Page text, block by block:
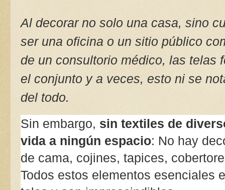
Al decorar no solo una casa, sino
ser una oficina o un sitio público
de un consultorio médico, las telas
el conjunto y a veces, esto ni se
del todo.
Sin embargo, sin textiles de
vida a ningún espacio: No hay
de cama, cojines, tapices,
Todos estos elementos esenciales